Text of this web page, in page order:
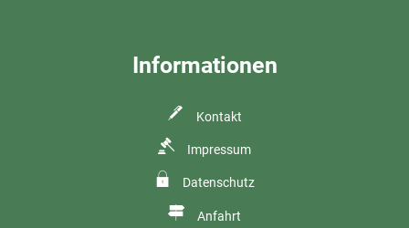
Informationen
Kontakt
Impressum
Datenschutz
Anfahrt